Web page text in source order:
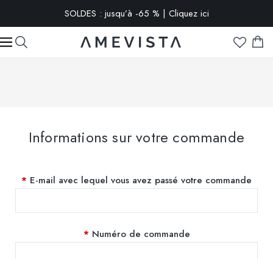
-10% extra sur toutes les lunettes avec verres correcteurs | Code
: VISION10
Informations sur votre commande
E-mail avec lequel vous avez passé votre commande
Numéro de commande